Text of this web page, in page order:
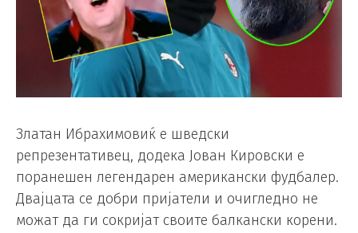
Златан Ибрахимовиќ е шведски
репрезентативец, додека Јован Кировски е
поранешен легендарен американски фудбалер.
Двајцата се добри пријатели и очигледно не
можат да ги сокријат своите балкански корени.